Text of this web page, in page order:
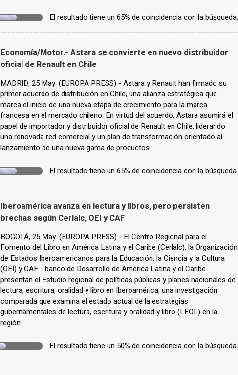
El resultado tiene un 65% de coincidencia con la búsqueda.
Economía/Motor.- Astara se convierte en nuevo distribuidor
oficial de Renault en Chile
MADRID, 25 May. (EUROPA PRESS) - Astara y Renault han firmado su
primer acuerdo de distribución en Chile, una alianza estratégica que
marca el inicio de una nueva etapa de crecimiento para la marca
francesa en el mercado chileno. En virtud del acuerdo, Astara asumirá el
papel de importador y distribuidor oficial de Renault en Chile, liderando
una renovada red comercial y un plan de transformación orientado al
lanzamiento de una nueva gama de productos.
El resultado tiene un 65% de coincidencia con la búsqueda.
Iberoamérica avanza en lectura y libros, pero persisten
brechas según Cerlalc, OEI y CAF
BOGOTÁ, 25 May. (EUROPA PRESS) - El Centro Regional para el
Fomento del Libro en América Latina y el Caribe (Cerlalc), la Organización
de Estados Iberoamericanos para la Educación, la Ciencia y la Cultura
(OEI) y CAF - banco de Desarrollo de América Latina y el Caribe
presentan el Estudio regional de políticas públicas y planes nacionales de
lectura, escritura, oralidad y libro en Iberoamérica, una investigación
comparada que examina el estado actual de la estrategias
gubernamentales de lectura, escritura y oralidad y libro (LEOL) en la
región.
El resultado tiene un 50% de coincidencia con la búsqueda.